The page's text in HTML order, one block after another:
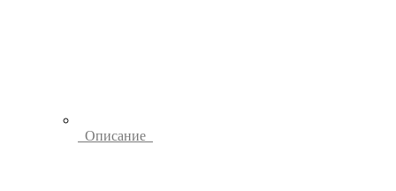
Описание